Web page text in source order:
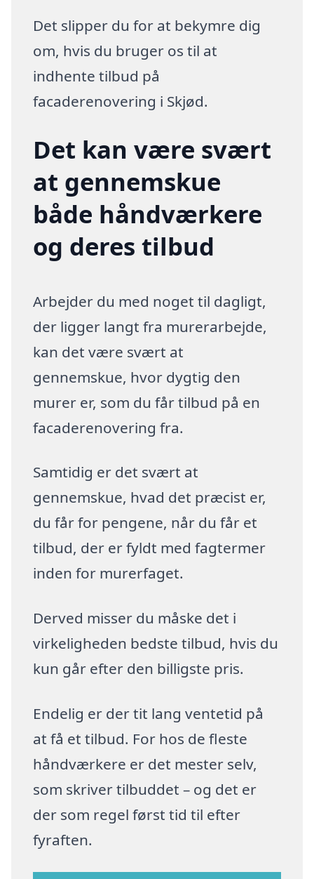
Det slipper du for at bekymre dig
om, hvis du bruger os til at
indhente tilbud på
facaderenovering i Skjød.
Det kan være svært
at gennemskue
både håndværkere
og deres tilbud
Arbejder du med noget til dagligt,
der ligger langt fra murerarbejde,
kan det være svært at
gennemskue, hvor dygtig den
murer er, som du får tilbud på en
facaderenovering fra.
Samtidig er det svært at
gennemskue, hvad det præcist er,
du får for pengene, når du får et
tilbud, der er fyldt med fagtermer
inden for murerfaget.
Derved misser du måske det i
virkeligheden bedste tilbud, hvis du
kun går efter den billigste pris.
Endelig er der tit lang ventetid på
at få et tilbud. For hos de fleste
håndværkere er det mester selv,
som skriver tilbuddet – og det er
der som regel først tid til efter
fyraften.